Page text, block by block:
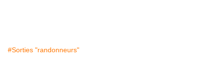
#Sorties "randonneurs"